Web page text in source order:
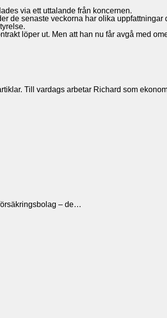
via ett uttalande från koncernen.
de senaste veckorna har olika uppfattningar
löper ut. Men att han nu får avgå med
Till vardags arbetar Richard som
– de…